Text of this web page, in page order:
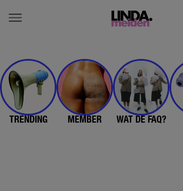
TRENDING MEMBER WAT DE FAQ?